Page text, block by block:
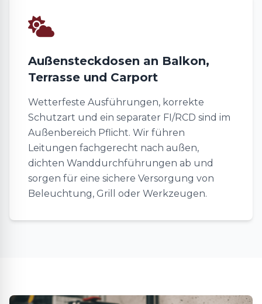
Außensteckdosen an Balkon,
Terrasse und Carport
Wetterfeste Ausführungen, korrekte
Schutzart und ein separater FI/RCD sind im
Außenbereich Pflicht. Wir führen
Leitungen fachgerecht nach außen,
dichten Wanddurchführungen ab und
sorgen für eine sichere Versorgung von
Beleuchtung, Grill oder Werkzeugen.